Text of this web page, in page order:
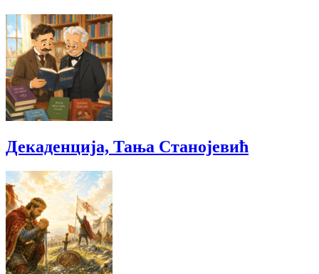
Декаденција, Тања Станојевић